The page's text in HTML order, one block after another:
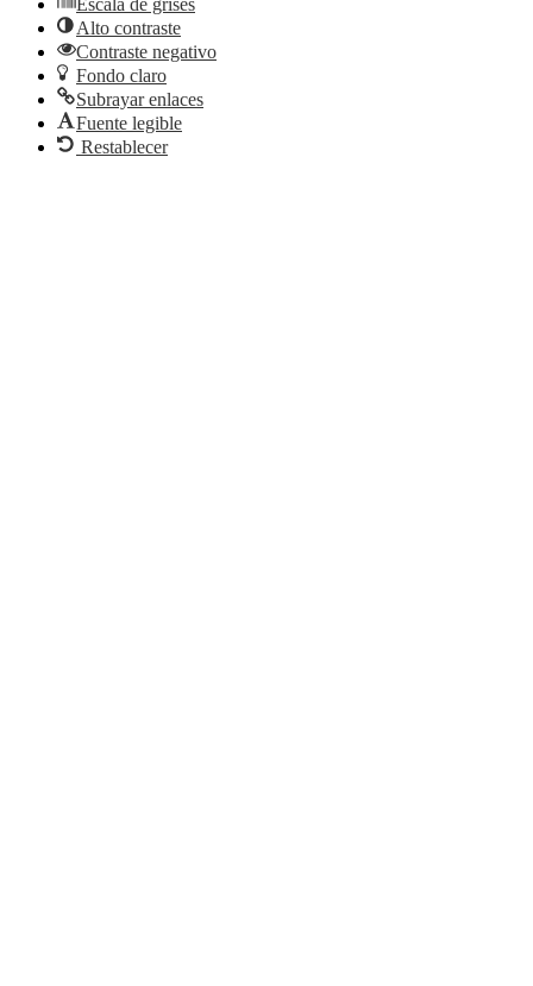
Escala de grises
Alto contraste
Contraste negativo
Fondo claro
Subrayar enlaces
Fuente legible
Restablecer